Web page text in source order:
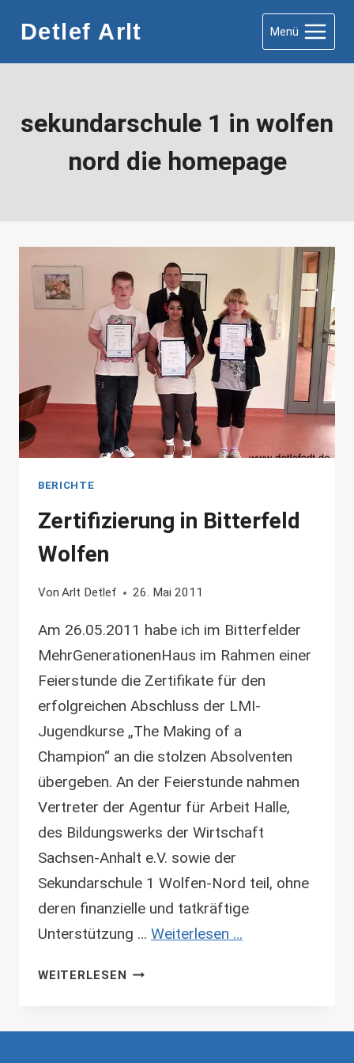
Inhalt
springen
Detlef Arlt Menü
sekundarschule 1 in wolfen
nord die homepage
BERICHTE
Zertifizierung in Bitterfeld
Wolfen
Von Arlt Detlef 26. Mai 2011
Am 26.05.2011 habe ich im Bitterfelder
MehrGenerationenHaus im Rahmen einer
Feierstunde die Zertifikate für den
erfolgreichen Abschluss der LMI-
Jugendkurse „The Making of a
Champion“ an die stolzen Absolventen
übergeben. An der Feierstunde nahmen
Vertreter der Agentur für Arbeit Halle,
des Bildungswerks der Wirtschaft
Sachsen-Anhalt e.V. sowie der
Sekundarschule 1 Wolfen-Nord teil, ohne
deren finanzielle und tatkräftige
Unterstützung … Weiterlesen …
WEITERLESEN ZERTIFIZIERUNG
WOLFEN